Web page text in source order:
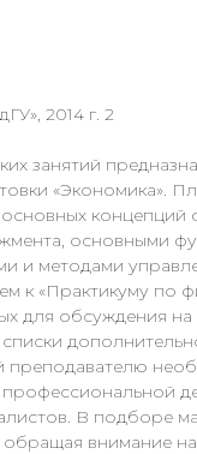
2014 г. 2
занятий
«Экономика».
концепций
основными
и методами
к «Практикуму по
для обсуждения на
преподавателю
В подборе
внимание